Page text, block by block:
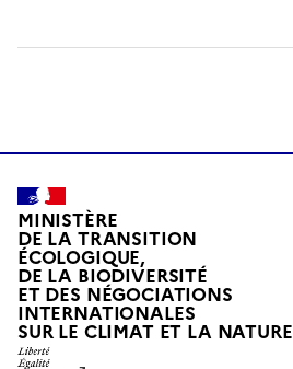
MINISTÈRE
DE LA TRANSITION
ÉCOLOGIQUE,
DE LA BIODIVERSITÉ
ET DES NÉGOCIATIONS
INTERNATIONALES
SUR LE CLIMAT ET LA NATUREL